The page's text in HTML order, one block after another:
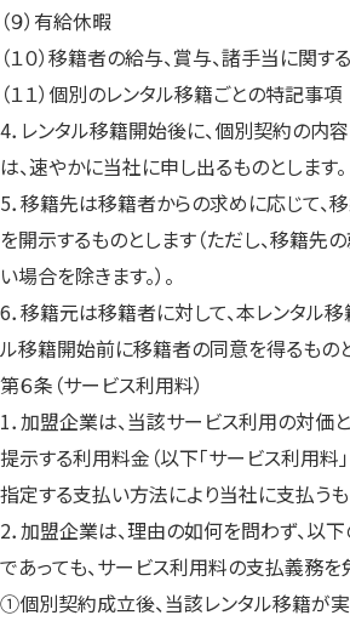
（９）有給休暇
（１０）移籍者の給与、賞与、諸手当に関
（１１）個別のレンタル移籍ごとの特記事項
4．レンタル移籍開始後に、個別契約の内
は、速やかに当社に申し出るものとします。
5．移籍先は移籍者からの求めに応じて、
を開示するものとします（ただし、移籍先
い場合を除きます。）。
6．移籍元は移籍者に対して、本レンタル
ル移籍開始前に移籍者の同意を得るものと
第６条（サービス利用料）
1．加盟企業は、当該サービス利用の対価
提示する利用料金（以下「サービス利用料」
指定する支払い方法により当社に支払うも
2．加盟企業は、理由の如何を問わず、以
であっても、サービス利用料の支払義務を
①個別契約成立後、当該レンタル移籍が